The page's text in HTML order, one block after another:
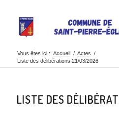
Vous êtes ici : Accueil / Actes /
Liste des délibérations 21/03/2026
LISTE DES